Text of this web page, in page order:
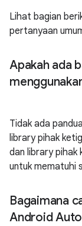
Lihat bagian
pertanyaan
Apakah ada
Tidak ada
library pihak
dan library
untuk mematuhi
Bagaimana
Android